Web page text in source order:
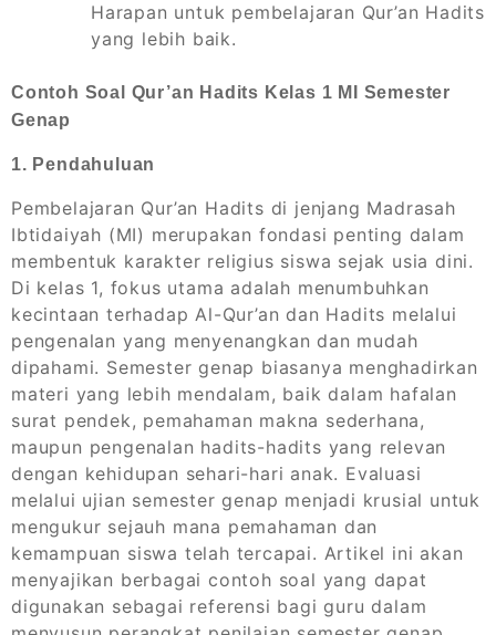
Harapan untuk pembelajaran Qur’an Hadits
yang lebih baik.
Contoh Soal Qur’an Hadits Kelas 1 MI Semester
Genap
1. Pendahuluan
Pembelajaran Qur’an Hadits di jenjang Madrasah
Ibtidaiyah (MI) merupakan fondasi penting dalam
membentuk karakter religius siswa sejak usia dini.
Di kelas 1, fokus utama adalah menumbuhkan
kecintaan terhadap Al-Qur’an dan Hadits melalui
pengenalan yang menyenangkan dan mudah
dipahami. Semester genap biasanya menghadirkan
materi yang lebih mendalam, baik dalam hafalan
surat pendek, pemahaman makna sederhana,
maupun pengenalan hadits-hadits yang relevan
dengan kehidupan sehari-hari anak. Evaluasi
melalui ujian semester genap menjadi krusial untuk
mengukur sejauh mana pemahaman dan
kemampuan siswa telah tercapai. Artikel ini akan
menyajikan berbagai contoh soal yang dapat
digunakan sebagai referensi bagi guru dalam